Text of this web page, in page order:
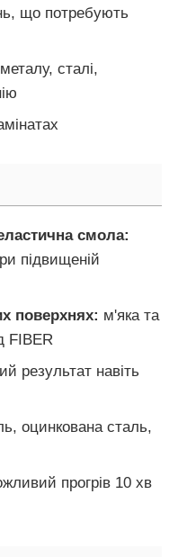
що потребують
сталі,
смола:
підвищеній
поверхнях: м'яка та
FIBER
результат навіть
оцинкована сталь,
прогрів 10 хв